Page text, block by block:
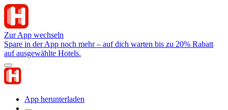
Zur App wechseln
Spare in der App noch mehr – auf dich warten bis zu 20% Rabatt
auf ausgewählte Hotels.
App herunterladen